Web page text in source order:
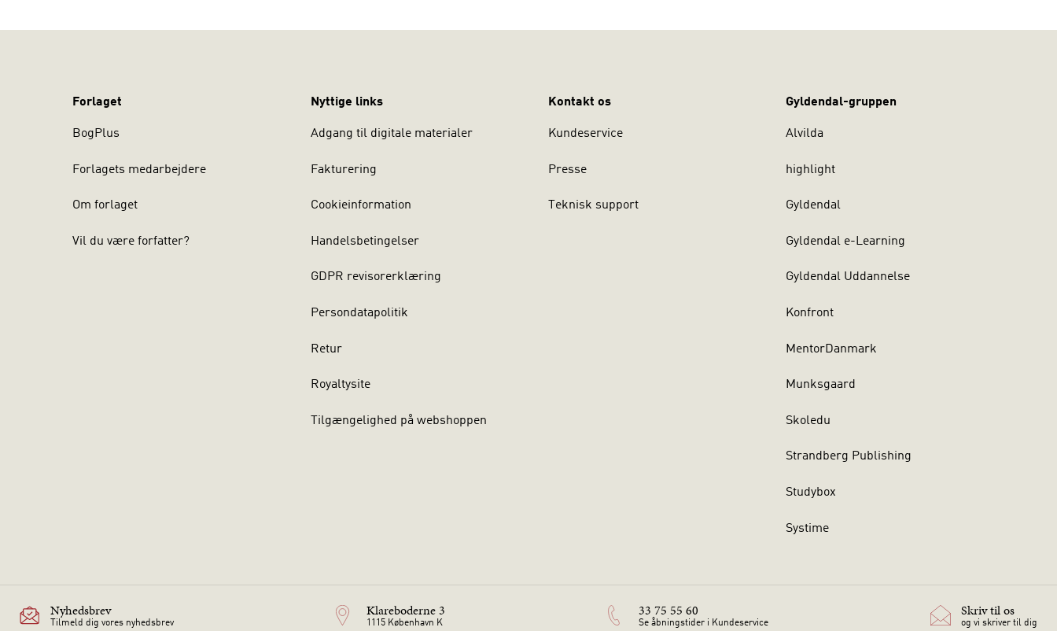
Forlaget
BogPlus
Forlagets medarbejdere
Om forlaget
Vil du være forfatter?
Nyttige links
Adgang til digitale materialer
Fakturering
Cookieinformation
Handelsbetingelser
GDPR revisorerklæring
Persondatapolitik
Retur
Royaltysite
Tilgængelighed på webshoppen
Kontakt os
Kundeservice
Presse
Teknisk support
Gyldendal-gruppen
Alvilda
highlight
Gyldendal
Gyldendal e-Learning
Gyldendal Uddannelse
Konfront
MentorDanmark
Munksgaard
Skoledu
Strandberg Publishing
Studybox
Systime
Nyhedsbrev
Tilmeld dig vores nyhedsbrev
Klareboderne 3
1115 København K
33 75 55 60
Se åbningstider i Kundeservice
Skriv til os
og vi skriver til dig